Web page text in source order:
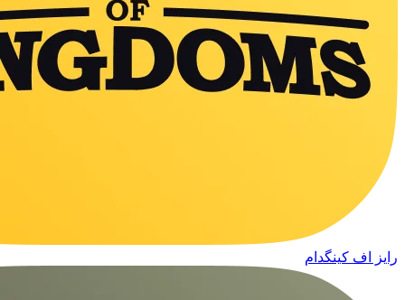
رایز اف کینگدام